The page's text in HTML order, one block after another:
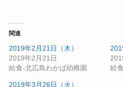
関連
2019年2月21日（木）
2019年2月21日
給食-北広島わかば幼稚園
給
2019年3月26日（火）